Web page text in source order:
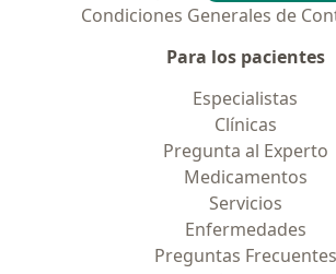
Condiciones Generales de
Para los pacientes
Especialistas
Clínicas
Pregunta al Experto
Medicamentos
Servicios
Enfermedades
Preguntas Frecuentes